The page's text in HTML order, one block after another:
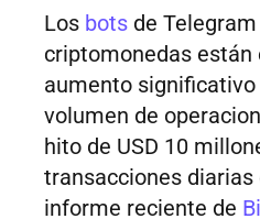
Los bots de
criptomonedas
aumento
volumen de
hito de USD 10
transacciones diarias
informe reciente de